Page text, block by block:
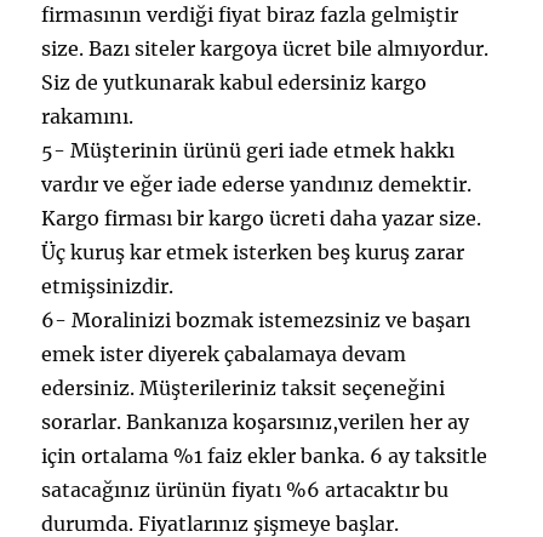
firmasının verdiği fiyat biraz fazla gelmiştir
size. Bazı siteler kargoya ücret bile almıyordur.
Siz de yutkunarak kabul edersiniz kargo
rakamını.
5- Müşterinin ürünü geri iade etmek hakkı
vardır ve eğer iade ederse yandınız demektir.
Kargo firması bir kargo ücreti daha yazar size.
Üç kuruş kar etmek isterken beş kuruş zarar
etmişsinizdir.
6- Moralinizi bozmak istemezsiniz ve başarı
emek ister diyerek çabalamaya devam
edersiniz. Müşterileriniz taksit seçeneğini
sorarlar. Bankanıza koşarsınız,verilen her ay
için ortalama %1 faiz ekler banka. 6 ay taksitle
satacağınız ürünün fiyatı %6 artacaktır bu
durumda. Fiyatlarınız şişmeye başlar.